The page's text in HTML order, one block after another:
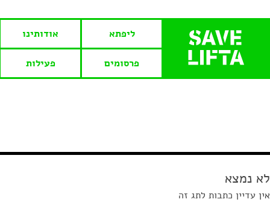
ליפתא אודותינו
פרסומים פעילות
לא נמצא
אין עדיין כתבות לתג זה